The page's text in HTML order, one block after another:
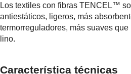
Los textiles con fibras TENCEL™
antiestáticos, ligeros, más
termorreguladores, más suaves que
lino.
Característica técnicas